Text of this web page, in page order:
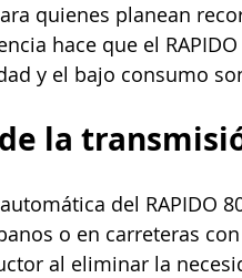
quienes planean
hace que el
y el bajo consumo
la
del RAPIDO
o en carreteras
al eliminar la